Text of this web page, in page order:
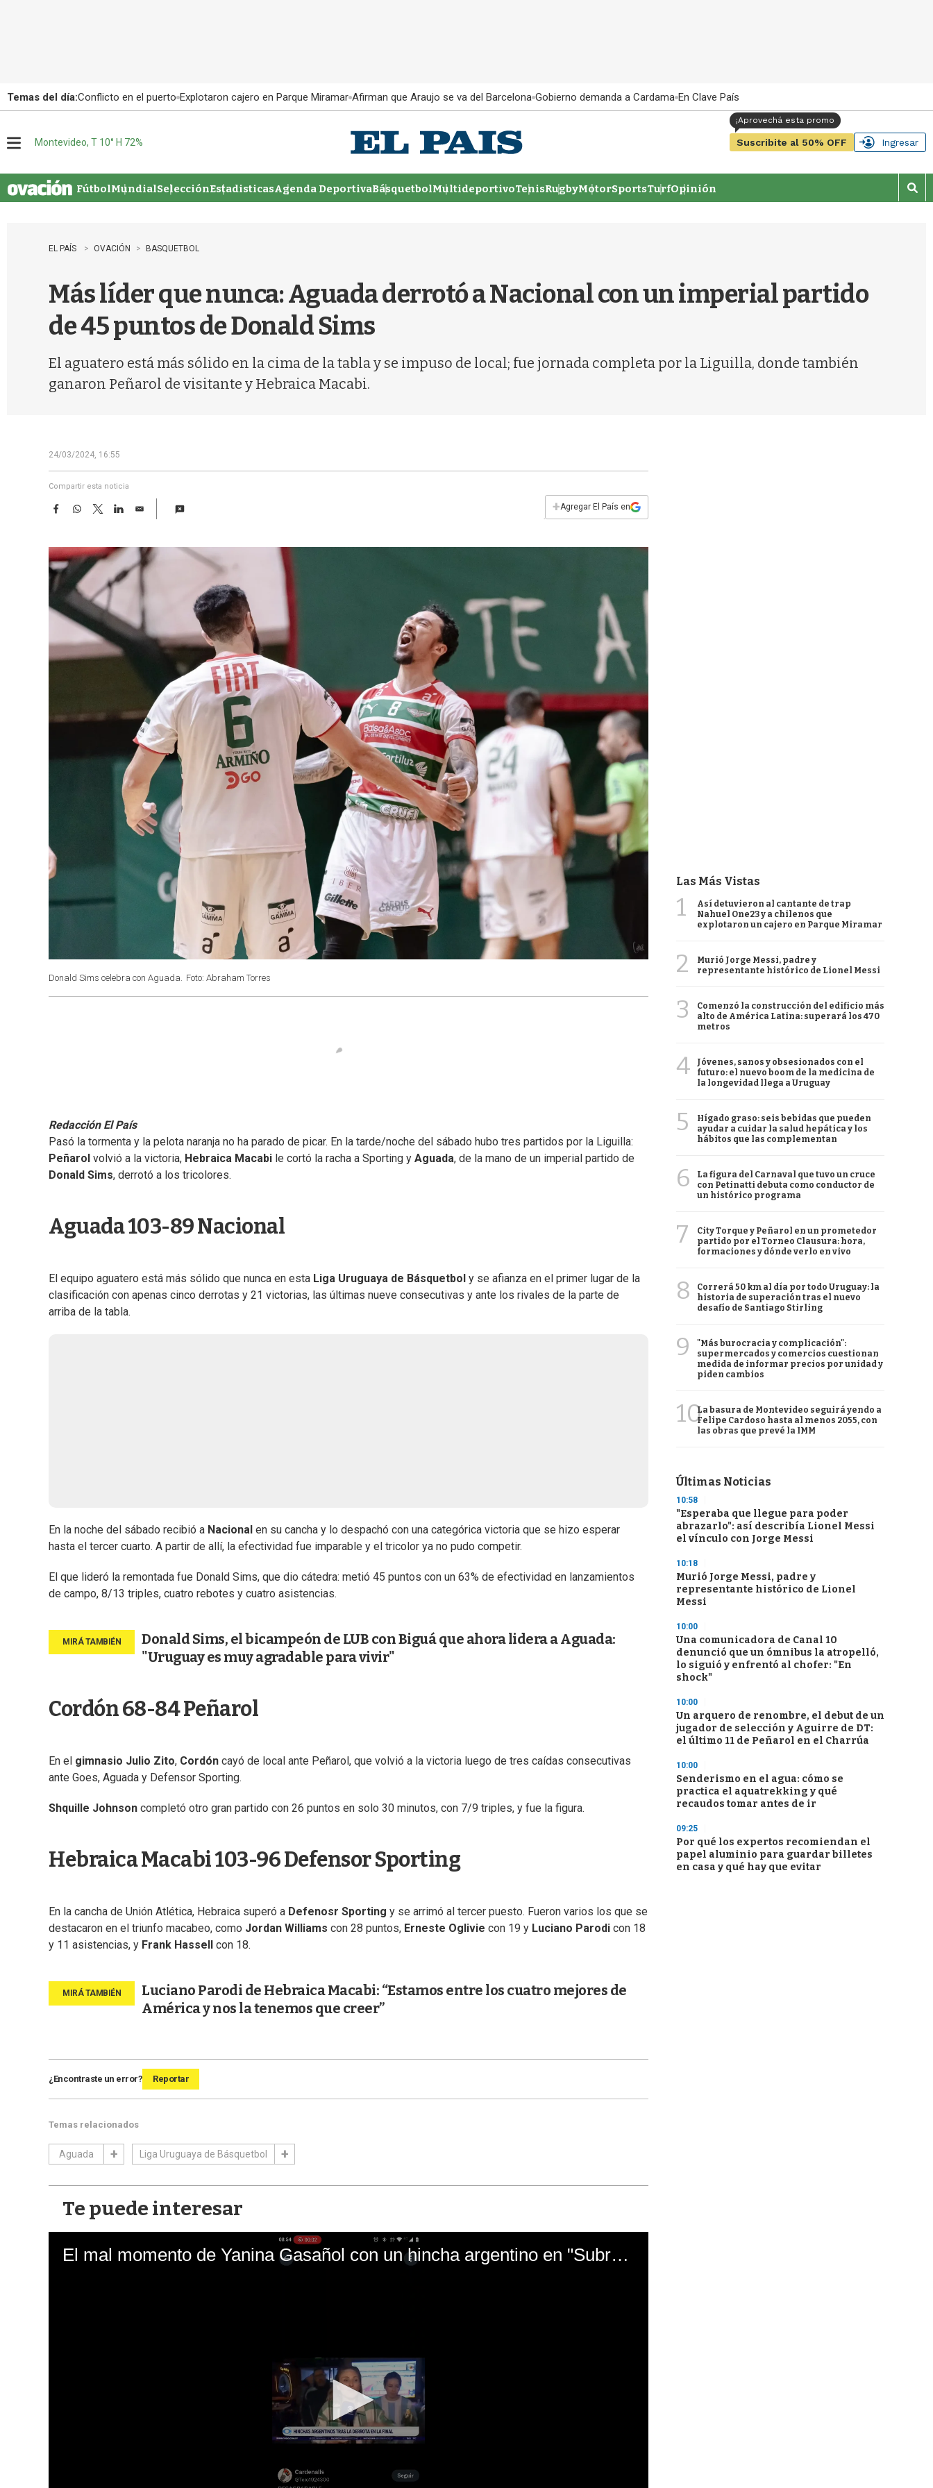
Temas del día:Conflicto en el puerto Explotaron cajero en Parque Miramar Afirman que Araujo se va del Barcelona Gobierno demanda a Cardama En Clave País
u
Montevideo, T 10° H 72% Suscribite al 50% OFF Ingresar
FútbolMundialSelecciónEstadisticasAgenda DeportivaBásquetbolMultideportivoTenisRugbyMotorSportsTurfOpinión
M
o
EL PAÍS OVACIÓN BASQUETBOL
Más líder que nunca: Aguada derrotó a Nacional con un imperial partido
de 45 puntos de Donald Sims
El aguatero está más sólido en la cima de la tabla y se impuso de local; fue jornada completa por la Liguilla, donde también
ganaron Peñarol de visitante y Hebraica Macabi.
24/03/2024, 16:55
Compartir esta noticia
F
e
b
o
o
W
t
s
A
p
p
T
w
t
t
r
L
k
e
d
I
E
i
l
+Agregar El País en
Donald Sims celebra con Aguada. Foto: Abraham Torres
Redacción El País
Pasó la tormenta y la pelota naranja no ha parado de picar. En la tarde/noche del sábado hubo tres partidos por la Liguilla:
Peñarol volvió a la victoria, Hebraica Macabi le cortó la racha a Sporting y Aguada, de la mano de un imperial partido de
Donald Sims, derrotó a los tricolores.
Aguada 103-89 Nacional
El equipo aguatero está más sólido que nunca en esta Liga Uruguaya de Básquetbol y se afianza en el primer lugar de la
clasificación con apenas cinco derrotas y 21 victorias, las últimas nueve consecutivas y ante los rivales de la parte de
arriba de la tabla.
En la noche del sábado recibió a Nacional en su cancha y lo despachó con una categórica victoria que se hizo esperar
hasta el tercer cuarto. A partir de allí, la efectividad fue imparable y el tricolor ya no pudo competir.
El que lideró la remontada fue Donald Sims, que dio cátedra: metió 45 puntos con un 63% de efectividad en lanzamientos
de campo, 8/13 triples, cuatro rebotes y cuatro asistencias.
Donald Sims, el bicampeón de LUB con Biguá que ahora lidera a Aguada:
"Uruguay es muy agradable para vivir"
Cordón 68-84 Peñarol
En el gimnasio Julio Zito, Cordón cayó de local ante Peñarol, que volvió a la victoria luego de tres caídas consecutivas
ante Goes, Aguada y Defensor Sporting.
Shquille Johnson completó otro gran partido con 26 puntos en solo 30 minutos, con 7/9 triples, y fue la figura.
Hebraica Macabi 103-96 Defensor Sporting
En la cancha de Unión Atlética, Hebraica superó a Defenosr Sporting y se arrimó al tercer puesto. Fueron varios los que se
destacaron en el triunfo macabeo, como Jordan Williams con 28 puntos, Erneste Oglivie con 19 y Luciano Parodi con 18
y 11 asistencias, y Frank Hassell con 18.
Luciano Parodi de Hebraica Macabi: “Estamos entre los cuatro mejores de
América y nos la tenemos que creer”
¿Encontraste un error? Reportar
Temas relacionados
Aguada Liga Uruguaya de Básquetbol
Te puede interesar
El mal momento de Yanina Gasañol con un hincha argentino en "Subrayado"
Las Más Vistas
1
Así detuvieron al cantante de trap
Nahuel One23 y a chilenos que
explotaron un cajero en Parque Miramar
2
Murió Jorge Messi, padre y
representante histórico de Lionel Messi
3
Comenzó la construcción del edificio más
alto de América Latina: superará los 470
metros
4
Jóvenes, sanos y obsesionados con el
futuro: el nuevo boom de la medicina de
la longevidad llega a Uruguay
5
Hígado graso: seis bebidas que pueden
ayudar a cuidar la salud hepática y los
hábitos que las complementan
6
La figura del Carnaval que tuvo un cruce
con Petinatti debuta como conductor de
un histórico programa
7
City Torque y Peñarol en un prometedor
partido por el Torneo Clausura: hora,
formaciones y dónde verlo en vivo
8
Correrá 50 km al día por todo Uruguay: la
historia de superación tras el nuevo
desafío de Santiago Stirling
9
"Más burocracia y complicación":
supermercados y comercios cuestionan
medida de informar precios por unidad y
piden cambios
10La basura de Montevideo seguirá yendo a
Felipe Cardoso hasta al menos 2055, con
las obras que prevé la IMM
Últimas Noticias
10:58
"Esperaba que llegue para poder
abrazarlo": así describía Lionel Messi
el vínculo con Jorge Messi
10:18
Murió Jorge Messi, padre y
representante histórico de Lionel
Messi
10:00
Una comunicadora de Canal 10
denunció que un ómnibus la atropelló,
lo siguió y enfrentó al chofer: "En
shock"
10:00
Un arquero de renombre, el debut de un
jugador de selección y Aguirre de DT:
el último 11 de Peñarol en el Charrúa
10:00
Senderismo en el agua: cómo se
practica el aquatrekking y qué
recaudos tomar antes de ir
09:25
Por qué los expertos recomiendan el
papel aluminio para guardar billetes
en casa y qué hay que evitar